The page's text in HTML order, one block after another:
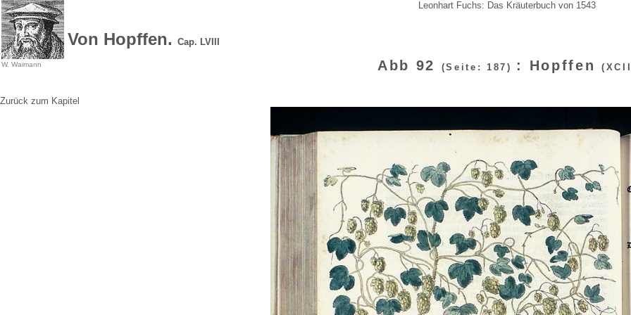
W. Waimann
Leonhart Fuchs: Das Kräuterbuch von 1543
Von Hopffen. Cap. LVIII
Abb 92 (Seite: 187) : Hopffen
Zurück zum Kapitel